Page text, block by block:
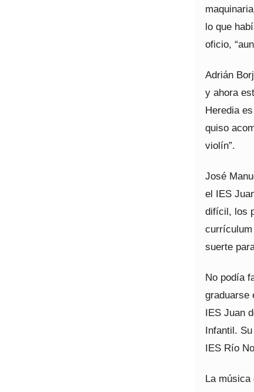
lo que
oficio,
Adrián
y ahora
Heredia
quiso
violín”.
José
el IES
difícil, los
currículum
suerte
No podía
graduarse
IES Juan
Infantil.
IES Río
La música